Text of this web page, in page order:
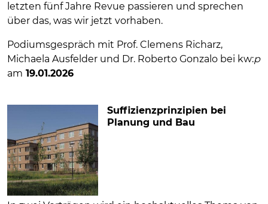
letzten fünf Jahre Revue passieren und sprechen
über das, was wir jetzt vorhaben.
Podiumsgespräch mit Prof. Clemens Richarz,
Michaela Ausfelder und Dr. Roberto Gonzalo bei kw:p
am 19.01.2026
Suffizienzprinzipien bei
Planung und Bau